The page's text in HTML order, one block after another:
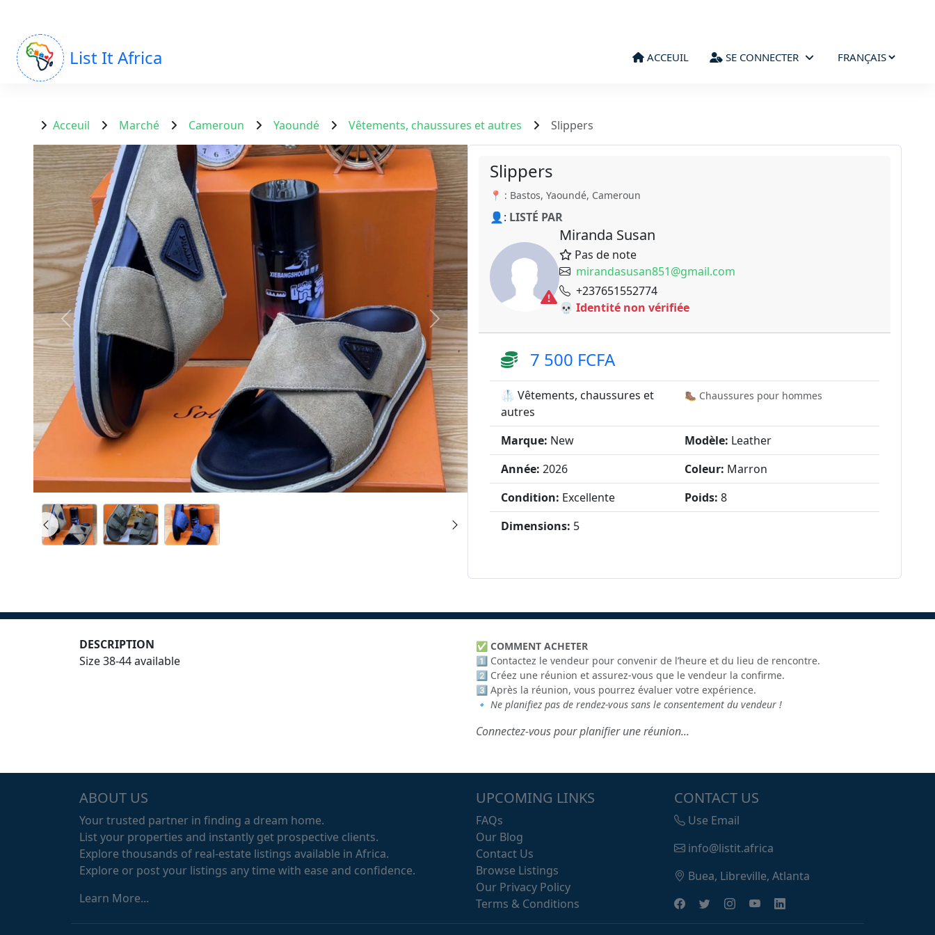
List It Africa ACCEUIL SE CONNECTER
Acceuil Marché Cameroun Yaoundé Vêtements, chaussures et autres Slippers
Slippers
📍 : Bastos, Yaoundé, Cameroun
👤: LISTÉ PAR
Miranda Susan
Pas de note
mirandasusan851@gmail.com
+237651552774
💀 Identité non vérifiée
7 500 FCFA
🥼 Vêtements, chaussures et
autres
🥾 Chaussures pour hommes
Marque: New Modèle: Leather
Année: 2026 Coleur: Marron
Condition: Excellente Poids: 8
Dimensions: 5
DESCRIPTION
Size 38-44 available
✅ COMMENT ACHETER
1️⃣ Contactez le vendeur pour convenir de l’heure et du lieu de rencontre.
2️⃣ Créez une réunion et assurez-vous que le vendeur la confirme.
3️⃣ Après la réunion, vous pourrez évaluer votre expérience.
🔹 Ne planifiez pas de rendez-vous sans le consentement du vendeur !
Connectez-vous pour planifier une réunion...
ABOUT US
Your trusted partner in finding a dream home.
List your properties and instantly get prospective clients.
Explore thousands of real-estate listings available in Africa.
Explore or post your listings any time with ease and confidence.
Learn More...
UPCOMING LINKS
FAQs
Our Blog
Contact Us
Browse Listings
Our Privacy Policy
Terms & Conditions
CONTACT US
Use Email
info@listit.africa
Buea, Libreville, Atlanta